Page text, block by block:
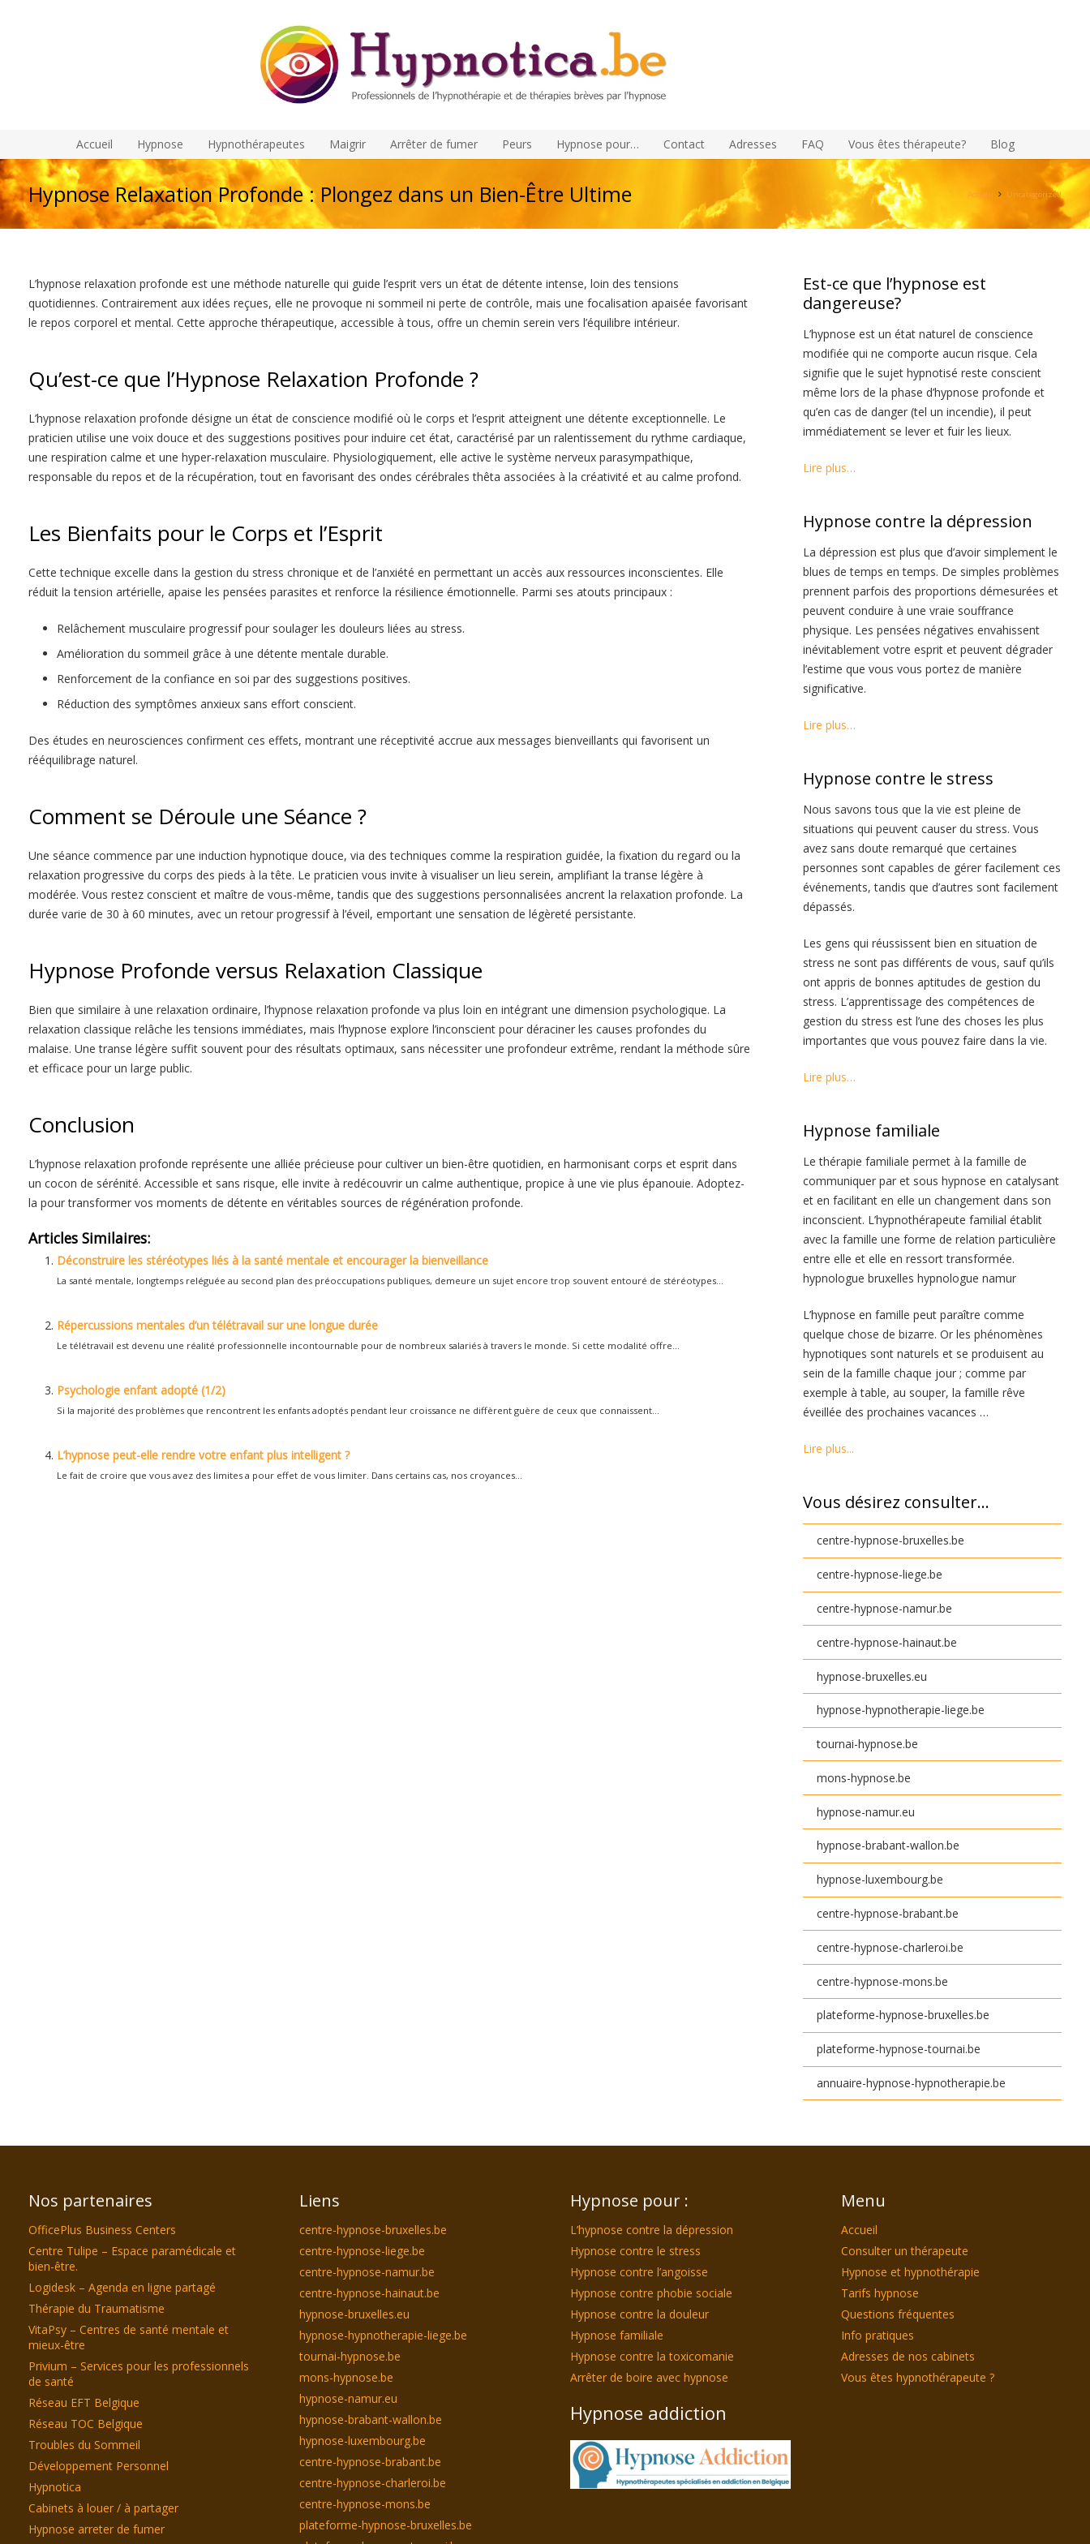
Accueil Hypnose Hypnothérapeutes Maigrir Arrêter de fumer Peurs Hypnose pour… Contact Adresses FAQ Vous êtes thérapeute? Blog
Hypnose Relaxation Profonde : Plongez dans un Bien-Être Ultime Accueil Uncategorized
L’hypnose relaxation profonde est une méthode naturelle qui guide l’esprit vers un état de détente intense, loin des tensions
quotidiennes. Contrairement aux idées reçues, elle ne provoque ni sommeil ni perte de contrôle, mais une focalisation apaisée favorisant
le repos corporel et mental. Cette approche thérapeutique, accessible à tous, offre un chemin serein vers l’équilibre intérieur.
Qu’est-ce que l’Hypnose Relaxation Profonde ?
L’hypnose relaxation profonde désigne un état de conscience modifié où le corps et l’esprit atteignent une détente exceptionnelle. Le
praticien utilise une voix douce et des suggestions positives pour induire cet état, caractérisé par un ralentissement du rythme cardiaque,
une respiration calme et une hyper-relaxation musculaire. Physiologiquement, elle active le système nerveux parasympathique,
responsable du repos et de la récupération, tout en favorisant des ondes cérébrales thêta associées à la créativité et au calme profond.
Les Bienfaits pour le Corps et l’Esprit
Cette technique excelle dans la gestion du stress chronique et de l’anxiété en permettant un accès aux ressources inconscientes. Elle
réduit la tension artérielle, apaise les pensées parasites et renforce la résilience émotionnelle. Parmi ses atouts principaux :
Relâchement musculaire progressif pour soulager les douleurs liées au stress.
Amélioration du sommeil grâce à une détente mentale durable.
Renforcement de la confiance en soi par des suggestions positives.
Réduction des symptômes anxieux sans effort conscient.
Des études en neurosciences confirment ces effets, montrant une réceptivité accrue aux messages bienveillants qui favorisent un
rééquilibrage naturel.
Comment se Déroule une Séance ?
Une séance commence par une induction hypnotique douce, via des techniques comme la respiration guidée, la fixation du regard ou la
relaxation progressive du corps des pieds à la tête. Le praticien vous invite à visualiser un lieu serein, amplifiant la transe légère à
modérée. Vous restez conscient et maître de vous-même, tandis que des suggestions personnalisées ancrent la relaxation profonde. La
durée varie de 30 à 60 minutes, avec un retour progressif à l’éveil, emportant une sensation de légèreté persistante.
Hypnose Profonde versus Relaxation Classique
Bien que similaire à une relaxation ordinaire, l’hypnose relaxation profonde va plus loin en intégrant une dimension psychologique. La
relaxation classique relâche les tensions immédiates, mais l’hypnose explore l’inconscient pour déraciner les causes profondes du
malaise. Une transe légère suffit souvent pour des résultats optimaux, sans nécessiter une profondeur extrême, rendant la méthode sûre
et efficace pour un large public.
Conclusion
L’hypnose relaxation profonde représente une alliée précieuse pour cultiver un bien-être quotidien, en harmonisant corps et esprit dans
un cocon de sérénité. Accessible et sans risque, elle invite à redécouvrir un calme authentique, propice à une vie plus épanouie. Adoptez-
la pour transformer vos moments de détente en véritables sources de régénération profonde.
Articles Similaires:
Déconstruire les stéréotypes liés à la santé mentale et encourager la bienveillance
La santé mentale, longtemps reléguée au second plan des préoccupations publiques, demeure un sujet encore trop souvent entouré de stéréotypes...
Répercussions mentales d’un télétravail sur une longue durée
Le télétravail est devenu une réalité professionnelle incontournable pour de nombreux salariés à travers le monde. Si cette modalité offre...
Psychologie enfant adopté (1/2)
Si la majorité des problèmes que rencontrent les enfants adoptés pendant leur croissance ne diffèrent guère de ceux que connaissent...
L’hypnose peut-elle rendre votre enfant plus intelligent ?
Le fait de croire que vous avez des limites a pour effet de vous limiter. Dans certains cas, nos croyances...
Est-ce que l’hypnose est
dangereuse?
L’hypnose est un état naturel de conscience
modifiée qui ne comporte aucun risque. Cela
signifie que le sujet hypnotisé reste conscient
même lors de la phase d’hypnose profonde et
qu’en cas de danger (tel un incendie), il peut
immédiatement se lever et fuir les lieux.
Lire plus…
Hypnose contre la dépression
La dépression est plus que d’avoir simplement le
blues de temps en temps. De simples problèmes
prennent parfois des proportions démesurées et
peuvent conduire à une vraie souffrance
physique. Les pensées négatives envahissent
inévitablement votre esprit et peuvent dégrader
l’estime que vous vous portez de manière
significative.
Lire plus…
Hypnose contre le stress
Nous savons tous que la vie est pleine de
situations qui peuvent causer du stress. Vous
avez sans doute remarqué que certaines
personnes sont capables de gérer facilement ces
événements, tandis que d’autres sont facilement
dépassés.
Les gens qui réussissent bien en situation de
stress ne sont pas différents de vous, sauf qu’ils
ont appris de bonnes aptitudes de gestion du
stress. L’apprentissage des compétences de
gestion du stress est l’une des choses les plus
importantes que vous pouvez faire dans la vie.
Lire plus…
Hypnose familiale
Le thérapie familiale permet à la famille de
communiquer par et sous hypnose en catalysant
et en facilitant en elle un changement dans son
inconscient. L’hypnothérapeute familial établit
avec la famille une forme de relation particulière
entre elle et elle en ressort transformée.
hypnologue bruxelles hypnologue namur
L’hypnose en famille peut paraître comme
quelque chose de bizarre. Or les phénomènes
hypnotiques sont naturels et se produisent au
sein de la famille chaque jour ; comme par
exemple à table, au souper, la famille rêve
éveillée des prochaines vacances …
Lire plus...
Vous désirez consulter…
centre-hypnose-bruxelles.be
centre-hypnose-liege.be
centre-hypnose-namur.be
centre-hypnose-hainaut.be
hypnose-bruxelles.eu
hypnose-hypnotherapie-liege.be
tournai-hypnose.be
mons-hypnose.be
hypnose-namur.eu
hypnose-brabant-wallon.be
hypnose-luxembourg.be
centre-hypnose-brabant.be
centre-hypnose-charleroi.be
centre-hypnose-mons.be
plateforme-hypnose-bruxelles.be
plateforme-hypnose-tournai.be
annuaire-hypnose-hypnotherapie.be
Nos partenaires
OfficePlus Business Centers
Centre Tulipe – Espace paramédicale et
bien-être.
Logidesk – Agenda en ligne partagé
Thérapie du Traumatisme
VitaPsy – Centres de santé mentale et
mieux-être
Privium – Services pour les professionnels
de santé
Réseau EFT Belgique
Réseau TOC Belgique
Troubles du Sommeil
Développement Personnel
Hypnotica
Cabinets à louer / à partager
Hypnose arreter de fumer
Liens
centre-hypnose-bruxelles.be
centre-hypnose-liege.be
centre-hypnose-namur.be
centre-hypnose-hainaut.be
hypnose-bruxelles.eu
hypnose-hypnotherapie-liege.be
tournai-hypnose.be
mons-hypnose.be
hypnose-namur.eu
hypnose-brabant-wallon.be
hypnose-luxembourg.be
centre-hypnose-brabant.be
centre-hypnose-charleroi.be
centre-hypnose-mons.be
plateforme-hypnose-bruxelles.be
Hypnose pour :
L’hypnose contre la dépression
Hypnose contre le stress
Hypnose contre l’angoisse
Hypnose contre phobie sociale
Hypnose contre la douleur
Hypnose familiale
Hypnose contre la toxicomanie
Arrêter de boire avec hypnose
Hypnose addiction
Menu
Accueil
Consulter un thérapeute
Hypnose et hypnothérapie
Tarifs hypnose
Questions fréquentes
Info pratiques
Adresses de nos cabinets
Vous êtes hypnothérapeute ?